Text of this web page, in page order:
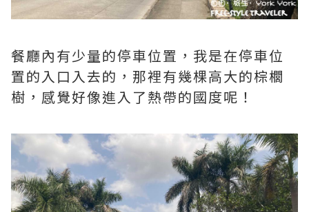
餐廳內有少量的停車位置，我是在停車位
置的入口入去的，那裡有幾棵高大的棕櫚
樹，感覺好像進入了熱帶的國度呢！